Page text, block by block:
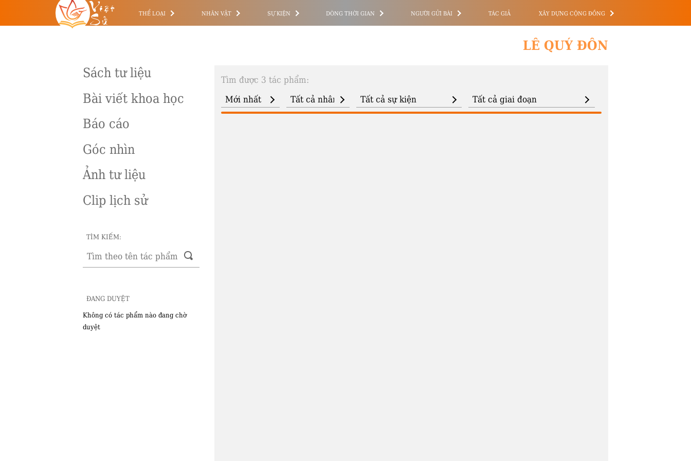
Việt
Sử THỂ LOẠI NHÂN VẬT SỰ KIỆN DÒNG THỜI GIAN NGƯỜI GỬI BÀI TÁC GIẢ XÂY DỰNG CỘNG ĐỒNG
LÊ QUÝ ĐÔN
Sách tư liệu
Bài viết khoa học
Báo cáo
Góc nhìn
Ảnh tư liệu
Clip lịch sử
TÌM KIẾM:
ĐANG DUYỆT
Không có tác phẩm nào đang chờ
duyệt
Tìm được 3 tác phẩm: